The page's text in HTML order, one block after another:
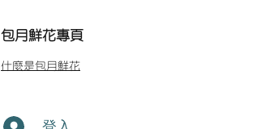
包月鮮花專頁
什麼是包月鮮花